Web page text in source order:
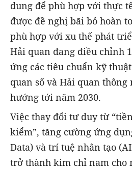
dung để phù hợp với thực
được đề nghị bãi bỏ hoàn
phù hợp với xu thế phát
Hải quan đang điều chỉnh
ứng các tiêu chuẩn kỹ
quan số và Hải quan
hướng tới năm 2030.
Việc thay đổi tư duy từ
kiểm”, tăng cường ứng
Data) và trí tuệ nhân tạo
trở thành kim chỉ nam cho